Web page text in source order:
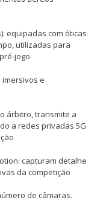
equipadas com óticas
utilizadas para
jogo
imersivos e
árbitro, transmite a
a redes privadas 5G
capturam detalhe
da competição
de câmaras.